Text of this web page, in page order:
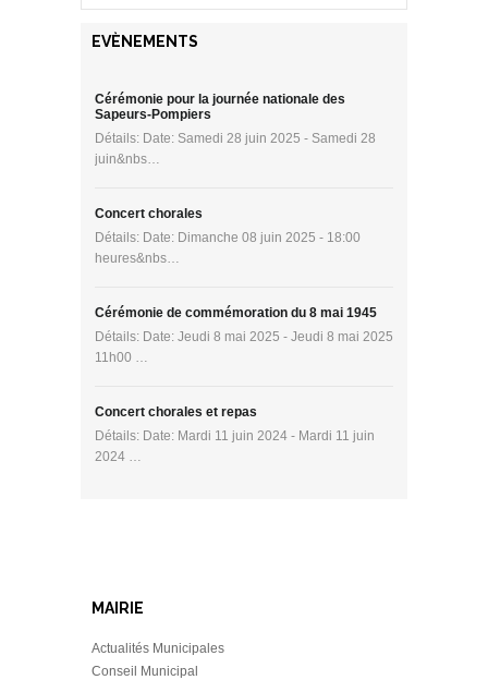
EVÈNEMENTS
Cérémonie pour la journée nationale des
Sapeurs-Pompiers
Détails: Date: Samedi 28 juin 2025 - Samedi 28
juin&nbs…
Concert chorales
Détails: Date: Dimanche 08 juin 2025 - 18:00
heures&nbs…
Cérémonie de commémoration du 8 mai 1945
Détails: Date: Jeudi 8 mai 2025 - Jeudi 8 mai 2025
11h00 …
Concert chorales et repas
Détails: Date: Mardi 11 juin 2024 - Mardi 11 juin
2024 …
MAIRIE
Actualités Municipales
Conseil Municipal